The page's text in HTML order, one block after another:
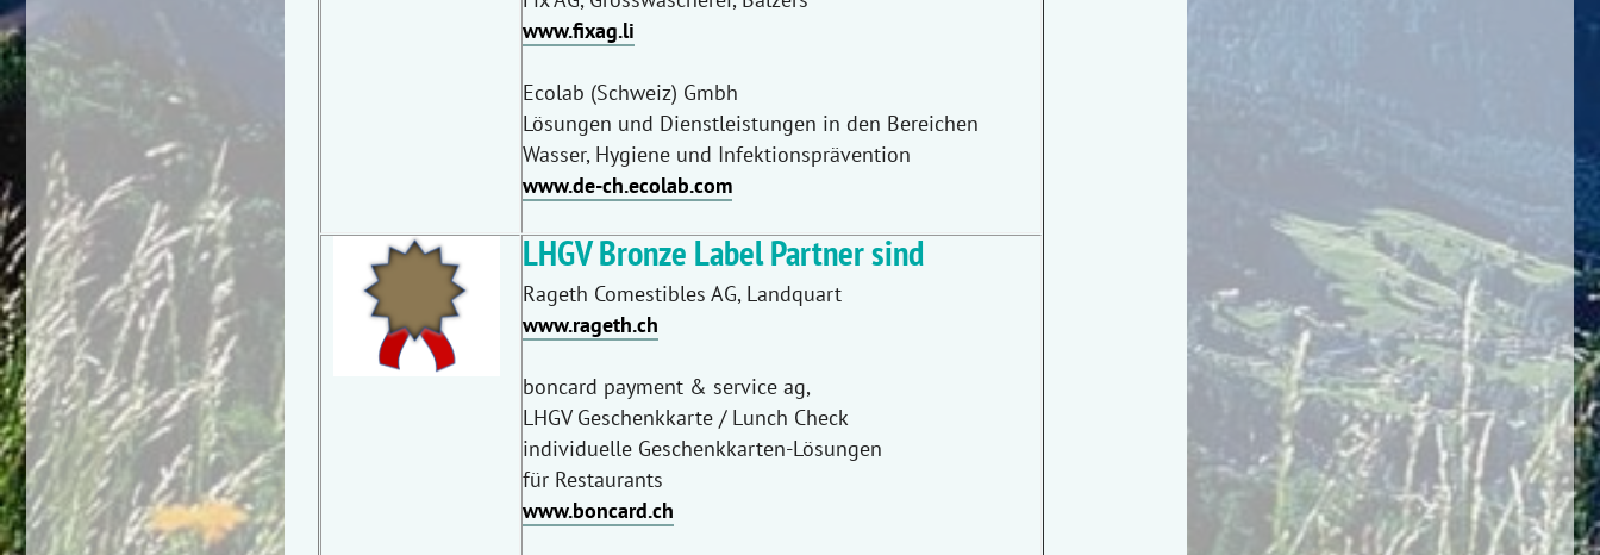
www.fixag.li
Ecolab (Schweiz) Gmbh
Lösungen und Dienstleistungen in den Bereichen
Wasser, Hygiene und Infektionsprävention
www.de-ch.ecolab.com
LHGV Bronze Label Partner sind
Rageth Comestibles AG, Landquart
www.rageth.ch
boncard payment & service ag,
LHGV Geschenkkarte / Lunch Check
individuelle Geschenkkarten-Lösungen
für Restaurants
www.boncard.ch